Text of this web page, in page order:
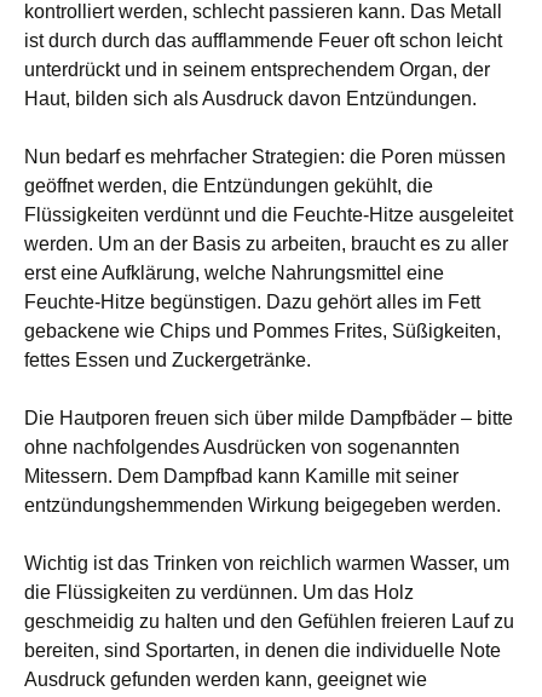
kontrolliert werden, schlecht passieren kann. Das Metall
ist durch durch das aufflammende Feuer oft schon leicht
unterdrückt und in seinem entsprechendem Organ, der
Haut, bilden sich als Ausdruck davon Entzündungen.
Nun bedarf es mehrfacher Strategien: die Poren müssen
geöffnet werden, die Entzündungen gekühlt, die
Flüssigkeiten verdünnt und die Feuchte-Hitze ausgeleitet
werden. Um an der Basis zu arbeiten, braucht es zu aller
erst eine Aufklärung, welche Nahrungsmittel eine
Feuchte-Hitze begünstigen. Dazu gehört alles im Fett
gebackene wie Chips und Pommes Frites, Süßigkeiten,
fettes Essen und Zuckergetränke.
Die Hautporen freuen sich über milde Dampfbäder – bitte
ohne nachfolgendes Ausdrücken von sogenannten
Mitessern. Dem Dampfbad kann Kamille mit seiner
entzündungshemmenden Wirkung beigegeben werden.
Wichtig ist das Trinken von reichlich warmen Wasser, um
die Flüssigkeiten zu verdünnen. Um das Holz
geschmeidig zu halten und den Gefühlen freieren Lauf zu
bereiten, sind Sportarten, in denen die individuelle Note
Ausdruck gefunden werden kann, geeignet wie